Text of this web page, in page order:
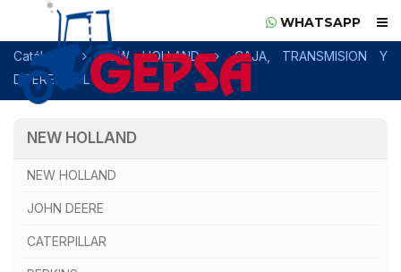
WHATSAPP
Catálogo NEW HOLLAND
CAJA, TRANSMISION Y
DIFERENCIAL
NEW HOLLAND
NEW HOLLAND
JOHN DEERE
CATERPILLAR